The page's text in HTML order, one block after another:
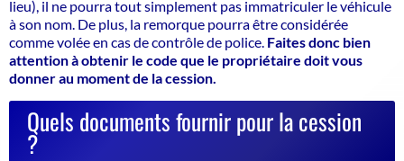
lieu), il ne pourra tout simplement pas immatriculer le véhicule
à son nom. De plus, la remorque pourra être considérée
comme volée en cas de contrôle de police. Faites donc bien
attention à obtenir le code que le propriétaire doit vous
donner au moment de la cession.
Quels documents fournir pour la cession
?